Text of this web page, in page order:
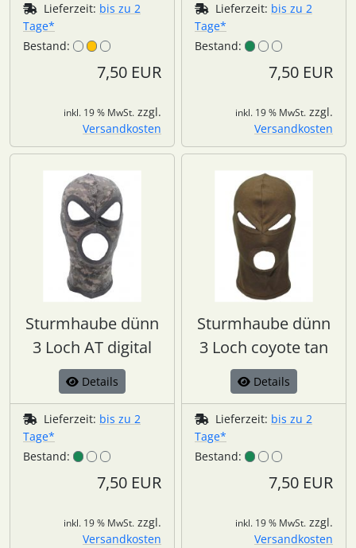
Lieferzeit: bis zu 2
Tage*
Bestand:
7,50 EUR
inkl. 19 % MwSt. zzgl.
Versandkosten
Lieferzeit: bis zu 2
Tage*
Bestand:
7,50 EUR
inkl. 19 % MwSt. zzgl.
Versandkosten
Sturmhaube dünn
3 Loch AT digital
Details
Lieferzeit: bis zu 2
Tage*
Bestand:
7,50 EUR
inkl. 19 % MwSt. zzgl.
Versandkosten
Sturmhaube dünn
3 Loch coyote tan
Details
Lieferzeit: bis zu 2
Tage*
Bestand:
7,50 EUR
inkl. 19 % MwSt. zzgl.
Versandkosten